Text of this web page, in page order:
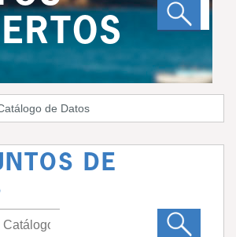
de Datos
DE